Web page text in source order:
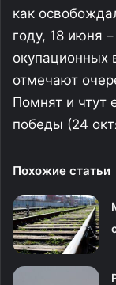
как
году, 18 июня
окупационных
отмечают
Помнят и чтут
победы (24
Похожие статьи